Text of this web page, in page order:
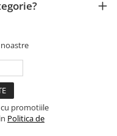
promotiile
Politica de